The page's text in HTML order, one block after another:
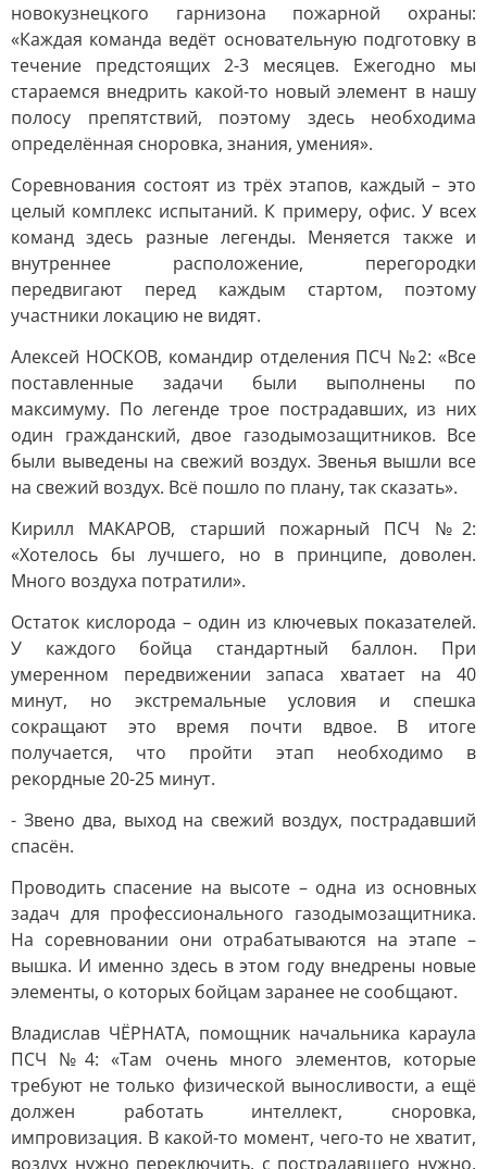
новокузнецкого гарнизона пожарной охраны:
«Каждая команда ведёт основательную подготовку в
течение предстоящих 2-3 месяцев. Ежегодно мы
стараемся внедрить какой-то новый элемент в нашу
полосу препятствий, поэтому здесь необходима
определённая сноровка, знания, умения».
Соревнования состоят из трёх этапов, каждый – это
целый комплекс испытаний. К примеру, офис. У всех
команд здесь разные легенды. Меняется также и
внутреннее расположение, перегородки
передвигают перед каждым стартом, поэтому
участники локацию не видят.
Алексей НОСКОВ, командир отделения ПСЧ №2: «Все
поставленные задачи были выполнены по
максимуму. По легенде трое пострадавших, из них
один гражданский, двое газодымозащитников. Все
были выведены на свежий воздух. Звенья вышли все
на свежий воздух. Всё пошло по плану, так сказать».
Кирилл МАКАРОВ, старший пожарный ПСЧ №2:
«Хотелось бы лучшего, но в принципе, доволен.
Много воздуха потратили».
Остаток кислорода – один из ключевых показателей.
У каждого бойца стандартный баллон. При
умеренном передвижении запаса хватает на 40
минут, но экстремальные условия и спешка
сокращают это время почти вдвое. В итоге
получается, что пройти этап необходимо в
рекордные 20-25 минут.
- Звено два, выход на свежий воздух, пострадавший
спасён.
Проводить спасение на высоте – одна из основных
задач для профессионального газодымозащитника.
На соревновании они отрабатываются на этапе –
вышка. И именно здесь в этом году внедрены новые
элементы, о которых бойцам заранее не сообщают.
Владислав ЧЁРНАТА, помощник начальника караула
ПСЧ №4: «Там очень много элементов, которые
требуют не только физической выносливости, а ещё
должен работать интеллект, сноровка,
импровизация. В какой-то момент, чего-то не хватит,
воздух нужно переключить, с пострадавшего нужно,